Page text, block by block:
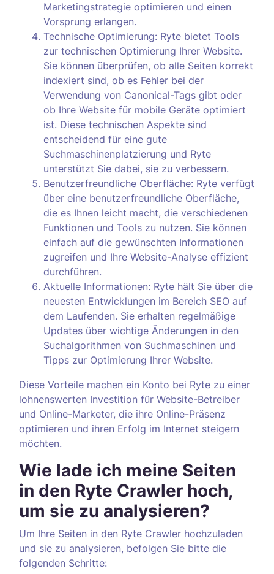
Marketingstrategie optimieren und einen
Vorsprung erlangen.
Technische Optimierung: Ryte bietet Tools
zur technischen Optimierung Ihrer Website.
Sie können überprüfen, ob alle Seiten korrekt
indexiert sind, ob es Fehler bei der
Verwendung von Canonical-Tags gibt oder
ob Ihre Website für mobile Geräte optimiert
ist. Diese technischen Aspekte sind
entscheidend für eine gute
Suchmaschinenplatzierung und Ryte
unterstützt Sie dabei, sie zu verbessern.
Benutzerfreundliche Oberfläche: Ryte verfügt
über eine benutzerfreundliche Oberfläche,
die es Ihnen leicht macht, die verschiedenen
Funktionen und Tools zu nutzen. Sie können
einfach auf die gewünschten Informationen
zugreifen und Ihre Website-Analyse effizient
durchführen.
Aktuelle Informationen: Ryte hält Sie über die
neuesten Entwicklungen im Bereich SEO auf
dem Laufenden. Sie erhalten regelmäßige
Updates über wichtige Änderungen in den
Suchalgorithmen von Suchmaschinen und
Tipps zur Optimierung Ihrer Website.
Diese Vorteile machen ein Konto bei Ryte zu einer
lohnenswerten Investition für Website-Betreiber
und Online-Marketer, die ihre Online-Präsenz
optimieren und ihren Erfolg im Internet steigern
möchten.
Wie lade ich meine Seiten
in den Ryte Crawler hoch,
um sie zu analysieren?
Um Ihre Seiten in den Ryte Crawler hochzuladen
und sie zu analysieren, befolgen Sie bitte die
folgenden Schritte: